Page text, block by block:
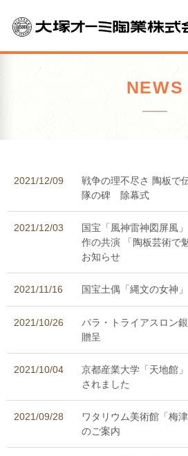
NEWS
2021/12/09
戦争の理不尽さ 陶板で
隊の碑 除幕式
2021/12/03
国宝「風神雷神図屏風
作の共演 「陶板芸術で
お知らせ
2021/11/16 国宝土偶「縄文の女神
2021/10/26
パラ・トライアスロン
贈呈
2021/10/04
京都産業大学「天地館
されました
2021/09/28
ワタリウム美術館「梅
のご案内